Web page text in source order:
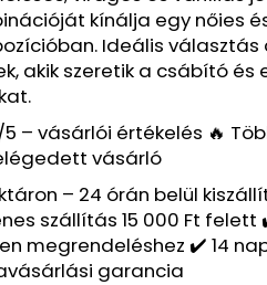
kínálja egy nőies
Ideális választás
akik szeretik a csábító és
5 – vásárlói értékelés 🔥
vásárló
– 24 órán belül
szállítás 15 000 Ft
megrendeléshez ✔️ 14
garancia
– BOSS NUIT POUR
ILLAT – HUGO